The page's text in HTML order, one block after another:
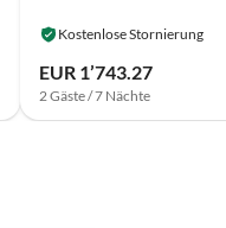
Kostenlose Stornierung
EUR 1’743.27
2 Gäste / 7 Nächte